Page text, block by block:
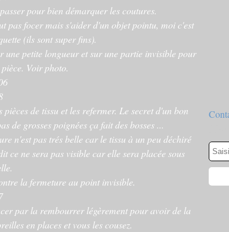
pour bien démarquer les coutures.
pas focer mais s'aider d'un objet pointu, moi c'est
(ils sont super fins).
une petite longueur et sur une partie invisible pour
Voir photo.
de tissu et les refermer. Le secret d'un bon
de grosses poignées ça fait des bosses ...
n'est pas trés belle car le tissu à un peu déchiré
ce ne sera pas visible car elle sera placée sous
la fermeture au point invisible.
par la rembourrer légèrement pour avoir de la
en places et vous les cousez.